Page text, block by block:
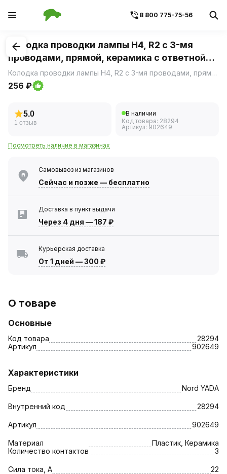
8 800 775-75-56
1/1
Колодка проводки лампы H4, R2 с 3-мя
проводами, прямой, керамика с ответной
частью (YADA)
Колодка проводки лампы H4, R2 с 3-мя проводами, прямой, керамика с ответной частью &#40;YADA&#41;
256 ₽
5.0
1 отзыв
В наличии
Код товара: 28294
Артикул: 902649
Посмотреть наличие в магазинах
Самовывоз из магазинов
Сейчас и позже — бесплатно
Доставка в пункт выдачи
Через 4 дня —187 ₽
Курьерская доставка
От 1 дней —300 ₽
О товаре
Основные
Код товара
28294
Артикул
902649
Характеристики
Бренд Nord YADA
Внутренний код 28294
Артикул 902649
Материал
Пластик, Керамика
Количество контактов
3
Сила тока, A 22